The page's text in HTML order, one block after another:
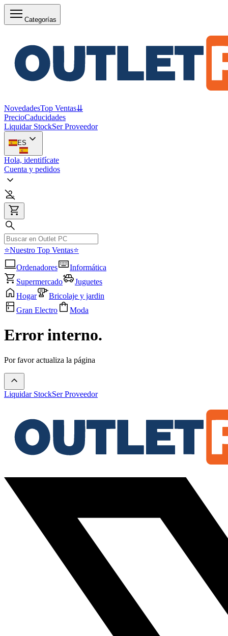
Categorías
NovedadesTop Ventas⇊
PrecioCaducidades
Liquidar StockSer Proveedor
ES
Hola, identifícate
Cuenta y pedidos
⭐Nuestro Top Ventas⭐
Ordenadores
Informática
Supermercado
Juguetes
Hogar
Bricolaje y jardin
Gran Electro
Moda
Error interno.
Por favor actualiza la página
Liquidar StockSer Proveedor